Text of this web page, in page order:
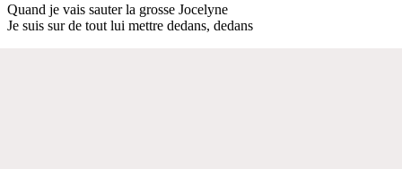
Quand je vais sauter la grosse Jocelyne
Je suis sur de tout lui mettre dedans, dedans